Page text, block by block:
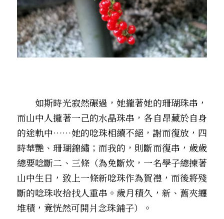
如斯時光寂然碾過，她攏著她的珊瑚珠串，
而山中人攏著一己的水晶珠串，各自昂藏於自身
的途軌中……她的唸珠相續不絕，謝而復放，四
時華艷、珊瑚錦繡；而我的，則斷而復串，歲歲
總要唸斷二、三條（為免斷炊，一名學子總揀著
山中生日，致上一條新唸珠作為賀禮，而後將殘
斷的唸珠收拾找人重串。歲月積久，新、舊夾纏
堆積，竟恍然可開爿念珠鋪子）。